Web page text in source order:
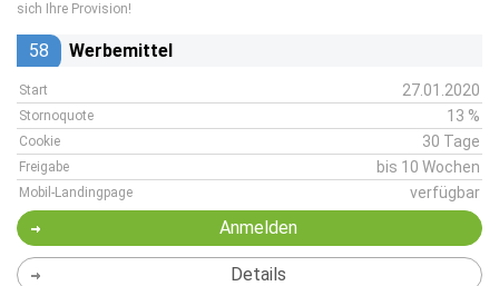
sich Ihre Provision!
58 Werbemittel
Start 27.01.2020
Stornoquote 13 %
Cookie 30 Tage
Freigabe bis 10 Wochen
Mobil-Landingpage verfügbar
Anmelden
Details